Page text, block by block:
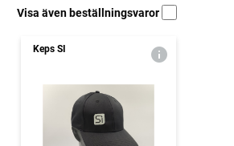
Visa även beställningsvaror
Keps SI